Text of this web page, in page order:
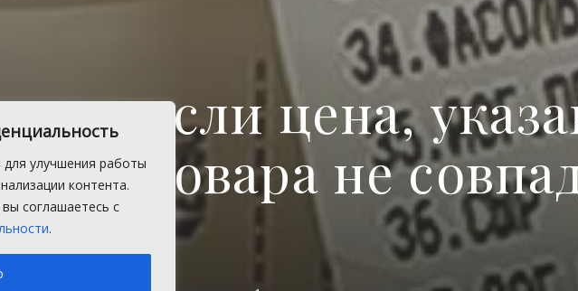
улучшения работы
контента.
соглашаетесь с
.
если цена,
товара не